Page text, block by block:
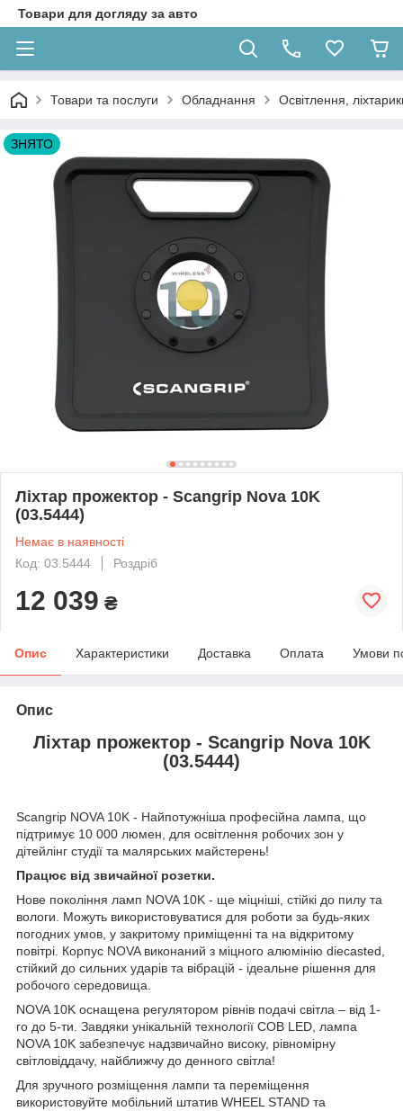
Товари для догляду за авто
Товари та послуги Обладнання Освітлення,
ЗНЯТО
Ліхтар прожектор - Scangrip Nova 10K
(03.5444)
Немає в наявності
Код: 03.5444
Роздріб
12 039 ₴
Опис Характеристики Доставка Оплата Умови
Опис
Ліхтар прожектор - Scangrip Nova 10K
(03.5444)
Scangrip NOVA 10K - Найпотужніша професійна лампа, що
підтримує 10 000 люмен, для освітлення робочих зон у
дітейлінг студії та малярських майстерень!
Працює від звичайної розетки.
Нове покоління ламп NOVA 10K - ще міцніші, стійкі до пилу та
вологи. Можуть використовуватися для роботи за будь-яких
погодних умов, у закритому приміщенні та на відкритому
повітрі. Корпус NOVA виконаний з міцного алюмінію diecasted,
стійкий до сильних ударів та вібрацій - ідеальне рішення для
робочого середовища.
NOVA 10K оснащена регулятором рівнів подачі світла – від 1-
го до 5-ти. Завдяки унікальній технології COB LED, лампа
NOVA 10K забезпечує надзвичайно високу, рівномірну
світловіддачу, найближчу до денного світла!
Для зручного розміщення лампи та переміщення
використовуйте мобільний штатив WHEEL STAND та